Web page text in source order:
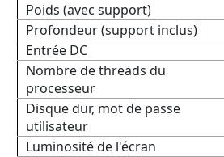
Poids (avec support)
Profondeur (support inclus)
Entrée DC
Nombre de threads du
processeur
Disque dur, mot de passe
utilisateur
Luminosité de l'écran